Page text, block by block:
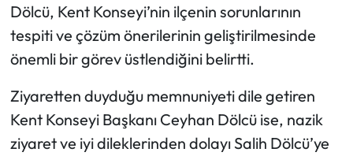
Dölcü, Kent Konseyi’nin ilçenin sorunlarının
tespiti ve çözüm önerilerinin geliştirilmesinde
önemli bir görev üstlendiğini belirtti.
Ziyaretten duyduğu memnuniyeti dile getiren
Kent Konseyi Başkanı Ceyhan Dölcü ise, nazik
ziyaret ve iyi dileklerinden dolayı Salih Dölcü’ye
Siyaset
Spor
Sungurlu Haberleri
Turizm